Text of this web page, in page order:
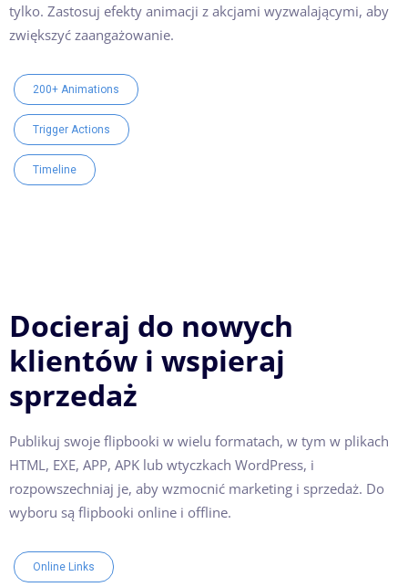
tylko. Zastosuj efekty animacji z akcjami wyzwalającymi, aby
zwiększyć zaangażowanie.
200+ Animations
Trigger Actions
Timeline
Docieraj do nowych
klientów i wspieraj
sprzedaż
Publikuj swoje flipbooki w wielu formatach, w tym w plikach
HTML, EXE, APP, APK lub wtyczkach WordPress, i
rozpowszechniaj je, aby wzmocnić marketing i sprzedaż. Do
wyboru są flipbooki online i offline.
Online Links